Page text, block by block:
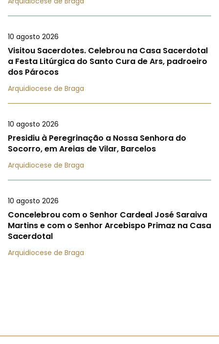
10 agosto 2026
Visitou Sacerdotes. Celebrou na Casa Sacerdotal
a Festa Litúrgica do Santo Cura de Ars, padroeiro
dos Párocos
Arquidiocese de Braga
10 agosto 2026
Presidiu à Peregrinação a Nossa Senhora do
Socorro, em Areias de Vilar, Barcelos
Arquidiocese de Braga
10 agosto 2026
Concelebrou com o Senhor Cardeal José Saraiva
Martins e com o Senhor Arcebispo Primaz na Casa
Sacerdotal
Arquidiocese de Braga